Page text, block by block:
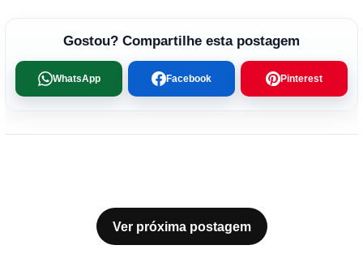
Gostou? Compartilhe esta postagem
WhatsApp Facebook Pinterest
Ver próxima postagem